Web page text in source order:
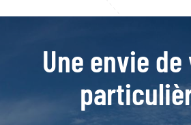
Une envie de